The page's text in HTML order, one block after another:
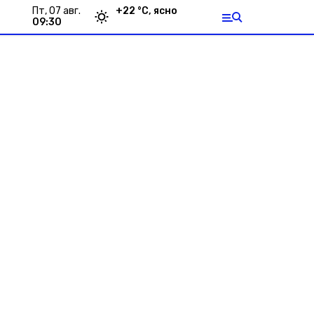
пт, 07 авг.
09:30
+22 °С, ясно